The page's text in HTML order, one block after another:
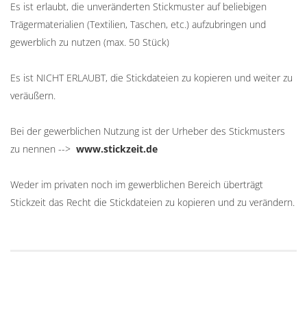
Es ist erlaubt, die unveränderten Stickmuster auf beliebigen
Trägermaterialien (Textilien, Taschen, etc.) aufzubringen und
gewerblich zu nutzen (max. 50 Stück)
Es ist NICHT ERLAUBT, die Stickdateien zu kopieren und weiter zu
veräußern.
Bei der gewerblichen Nutzung ist der Urheber des Stickmusters
zu nennen --> www.stickzeit.de
Weder im privaten noch im gewerblichen Bereich überträgt
Stickzeit das Recht die Stickdateien zu kopieren und zu verändern.